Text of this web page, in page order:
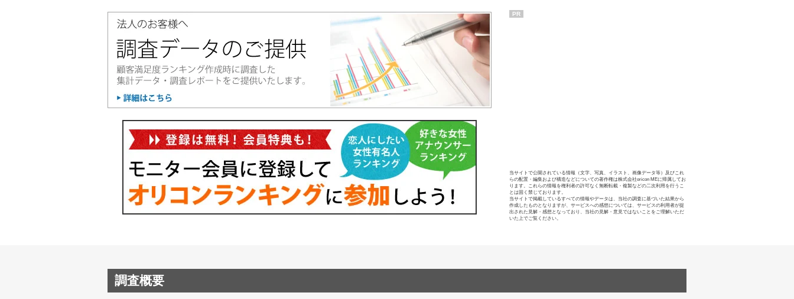
PR
当サイトで公開されている情報（文字、写真、イラスト、画像データ等）及びこれ
らの配置・編集および構造などについての著作権は株式会社oricon MEに帰属してお
ります。これらの情報を権利者の許可なく無断転載・複製などの二次利用を行うこ
とは固く禁じております。
当サイトで掲載しているすべての情報やデータは、当社の調査に基づいた結果から
作成したものとなりますが、サービスへの感想については、サービスの利用者が提
出された見解・感想となっており、当社の見解・意見ではないことをご理解いただ
いた上でご覧ください。
調査概要